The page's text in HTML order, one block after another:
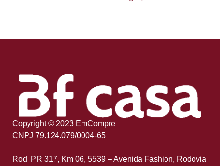
Copyright © 2023 EmCompre
CNPJ 79.124.079/0004-65
Rod. PR 317, Km 06, 5539 – Avenida Fashion, Rodovia